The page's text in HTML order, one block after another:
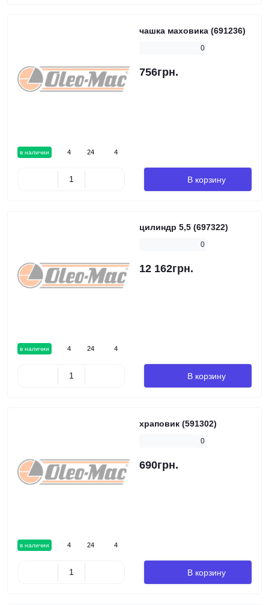
в наличии 4 24 4
чашка маховика (691236)
0
756грн.
В корзину
в наличии 4 24 4
цилиндр 5,5 (697322)
0
12 162грн.
В корзину
в наличии 4 24 4
храповик (591302)
0
690грн.
В корзину